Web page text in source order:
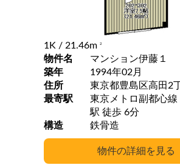
1K / 21.46m 2
物件名
マンション伊藤１
築年
1994年02月
住所
東京都豊島区高田2
最寄駅
東京メトロ副都心線
駅 徒歩 6分
構造
鉄骨造